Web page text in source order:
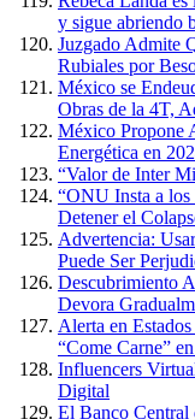
y sigue abriendo
Juzgado Admite
Rubiales por
México se
Obras de la 4T,
México Propone
Energética en
“Valor de Inter
“ONU Insta a los
Detener el
Advertencia:
Puede Ser
Descubrimiento
Devora
Alerta en
“Come Carne”
Influencers
Digital
El Banco Central